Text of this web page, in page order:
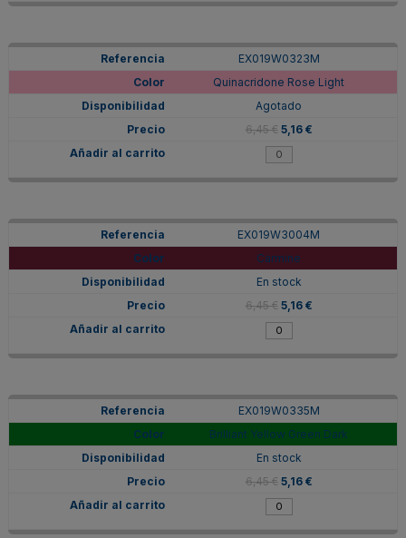
EX019W0323M
Quinacridone Rose Light
Agotado
6,45 € 5,16 €
EX019W3004M
Carmine
En stock
6,45 € 5,16 €
EX019W0335M
Brilliant Yellow Green Dark
En stock
6,45 € 5,16 €